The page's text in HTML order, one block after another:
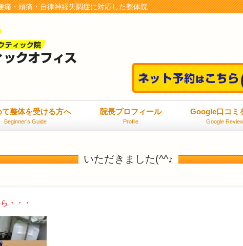
・頭痛・自律神経失調症に対応した整体院
て整体を受ける方へ
Beginner’s Guide
院長プロフィール
Profile
Google口コミ
Google
いただきました(^^♪
・・・